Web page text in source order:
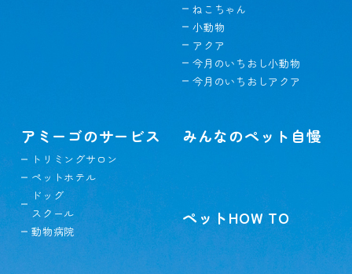
ねこちゃん
小動物
アクア
今月のいちおし小動物
今月のいちおしアクア
アミーゴのサービス
トリミングサロン
ペットホテル
ドッグ
スクール
動物病院
みんなのペット自慢
ペットHOW TO